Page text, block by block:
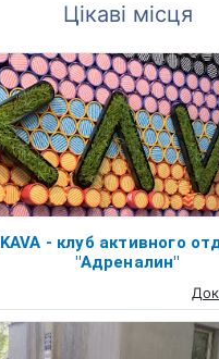
Цікаві місця
KAVA - клуб активного
"Адреналин"